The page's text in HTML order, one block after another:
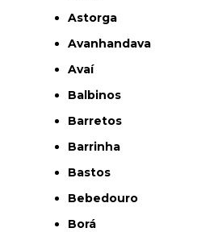
Astorga
Avanhandava
Avaí
Balbinos
Barretos
Barrinha
Bastos
Bebedouro
Borá